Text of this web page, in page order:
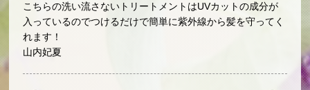
こちらの洗い流さないトリートメントはUVカットの成分が
入っているのでつけるだけで簡単に紫外線から髪を守ってく
れます！
山内妃夏